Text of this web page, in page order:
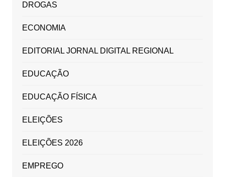
DROGAS
ECONOMIA
EDITORIAL JORNAL DIGITAL REGIONAL
EDUCAÇÃO
EDUCAÇÃO FÍSICA
ELEIÇÕES
ELEIÇÕES 2026
EMPREGO